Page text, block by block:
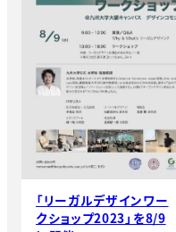
「リーガルデザインワー
クショップ2023」を8/9